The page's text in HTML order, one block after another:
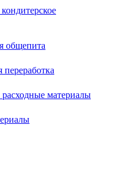
общепита
материалы